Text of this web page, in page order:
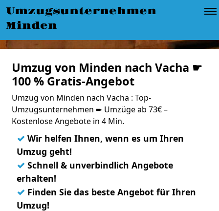
Umzugsunternehmen
Minden
Umzug von Minden nach Vacha ☛
100 % Gratis-Angebot
Umzug von Minden nach Vacha : Top-
Umzugsunternehmen ➨ Umzüge ab 73€ –
Kostenlose Angebote in 4 Min.
✓ Wir helfen Ihnen, wenn es um Ihren
Umzug geht!
✓ Schnell & unverbindlich Angebote
erhalten!
✓ Finden Sie das beste Angebot für Ihren
Umzug!